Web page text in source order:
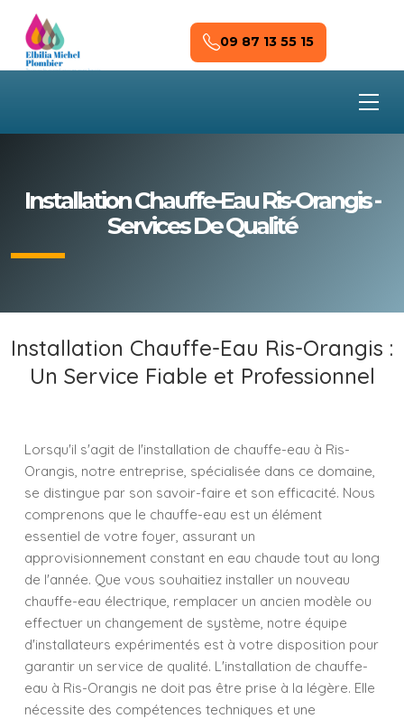
Skip to main content
09 87 13 55 15
Installation Chauffe-Eau Ris-Orangis -
Services De Qualité
Installation Chauffe-Eau Ris-Orangis :
Un Service Fiable et Professionnel
Lorsqu'il s'agit de l'installation de chauffe-eau à Ris-
Orangis, notre entreprise, spécialisée dans ce domaine,
se distingue par son savoir-faire et son efficacité. Nous
comprenons que le chauffe-eau est un élément
essentiel de votre foyer, assurant un
approvisionnement constant en eau chaude tout au long
de l'année. Que vous souhaitiez installer un nouveau
chauffe-eau électrique, remplacer un ancien modèle ou
effectuer un changement de système, notre équipe
d'installateurs expérimentés est à votre disposition pour
garantir un service de qualité. L'installation de chauffe-
eau à Ris-Orangis ne doit pas être prise à la légère. Elle
nécessite des compétences techniques et une